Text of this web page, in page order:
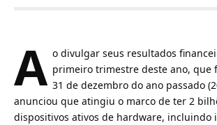
A o divulgar seus resultados
primeiro trimestre deste ano, que
31 de dezembro do ano passado
anunciou que atingiu o marco de ter 2
dispositivos ativos de hardware, incluindo